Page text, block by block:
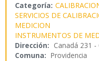
Categoría:
SERVICIOS DE
MEDICION
INSTRUMENTOS DE
Dirección: Canadá 231 -
Comuna: Providencia